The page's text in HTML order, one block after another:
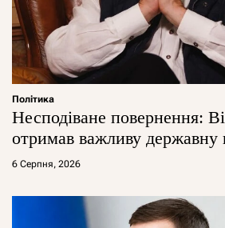
Політика
Несподіване повернення:
отримав важливу державну
6 Серпня, 2026